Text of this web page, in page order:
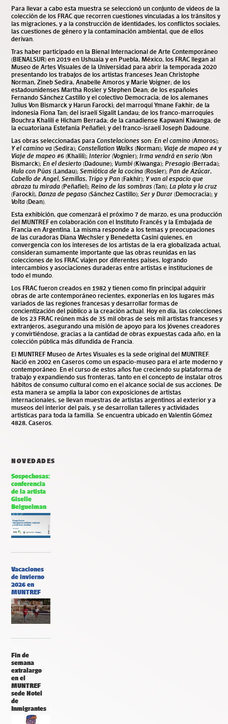
Para llevar a cabo esta muestra se seleccionó un conjunto de videos de la
colección de los FRAC que recorren cuestiones vinculadas a los tránsitos y
las migraciones, y a la construcción de identidades, los conflictos sociales,
las cuestiones de género y la contaminación ambiental, que de ellos
derivan.
Tras haber participado en la Bienal Internacional de Arte Contemporáneo
(BIENALSUR) en 2019 en Ushuaia y en Puebla, México, los FRAC llegan al
Museo de Artes Visuales de la Universidad para abrir la temporada 2020
presentando los trabajos de los artistas franceses Jean Christophe
Norman, Zineb Sedira, Anabelle Amoros y Marie Voigner; de los
estadounidenses Martha Rosler y Stephen Dean; de los españoles
Fernando Sánchez Castillo y el colectivo Democracia; de los alemanes
Julius Von Bismarck y Harun Farocki; del marroquí Ymane Fakhir; de la
indonesia Fiona Tan; del israelí Sigalit Landau; de los franco-marroquíes
Bouchra Khalili e Hicham Berrada; de la canadiense Kapwani Kiwanga; de
la ecuatoriana Estefanía Peñafiel; y del franco-israelí Joseph Dadoune.
Las obras seleccionadas para Constelaciones son: En el camino (Amoros);
Y el camino va (Sedira); Constellation Walks (Norman); Viaje de mapeo #4 y
Viaje de mapeo #6 (Khalili); Interior (Vognier); Irma vendrá en serio (Von
Bismarck); En el desierto (Dadoune); Vumbi (Kiwanga); Presagio (Berrada);
Hula con Púas (Landau); Semiótica de la cocina (Rosler); Pan de Azúcar,
Cabello de Angel, Semillas, Trigo y Pan (Fakhir); Y van al espacio que
abraza tu mirada (Peñafiel); Reino de las sombras (Tan); La plata y la cruz
(Farocki), Danza de pegaso (Sánchez Castillo); Ser y Durar (Democracia); y
Volta (Dean).
Esta exhibición, que comenzará el próximo 7 de marzo, es una producción
del MUNTREF en colaboración con el Instituto Francés y la Embajada de
Francia en Argentina. La misma responde a los temas y preocupaciones
de las curadoras Diana Wechsler y Benedetta Casini quienes, en
convergencia con los intereses de los artistas de la era globalizada actual,
consideran sumamente importante que las obras reunidas en las
colecciones de los FRAC viajen por diferentes países, logrando
intercambios y asociaciones duraderas entre artistas e instituciones de
todo el mundo.
Los FRAC fueron creados en 1982 y tienen como fin principal adquirir
obras de arte contemporáneo recientes, exponerlas en los lugares más
variados de las regiones francesas y desarrollar formas de
concientización del público a la creación actual. Hoy en día, las colecciones
de los 23 FRAC reúnen más de 35 mil obras de seis mil artistas franceses y
extranjeros, asegurando una misión de apoyo para los jóvenes creadores
y convirtiéndose, gracias a la cantidad de obras expuestas cada año, en la
colección pública más difundida de Francia.
El MUNTREF Museo de Artes Visuales es la sede original del MUNTREF.
Nació en 2002 en Caseros como un espacio-museo para el arte moderno y
contemporáneo. En el curso de estos años fue creciendo su plataforma de
trabajo y expandiendo sus fronteras, tanto en el concepto de instalar otros
hábitos de consumo cultural como en el alcance social de sus acciones. De
esta manera se amplía la labor con exposiciones de artistas
internacionales, se llevan muestras de artistas argentinos al exterior y a
museos del interior del país, y se desarrollan talleres y actividades
artísticas para toda la familia. Se encuentra ubicado en Valentín Gómez
4828, Caseros.
NOVEDADES
Sospechosas:
conferencia
de la artista
Giselle
Beiguelman
Vacaciones
de invierno
2026 en
MUNTREF
Fin de
semana
extralargo
en el
MUNTREF
sede Hotel
de
Inmigrantes